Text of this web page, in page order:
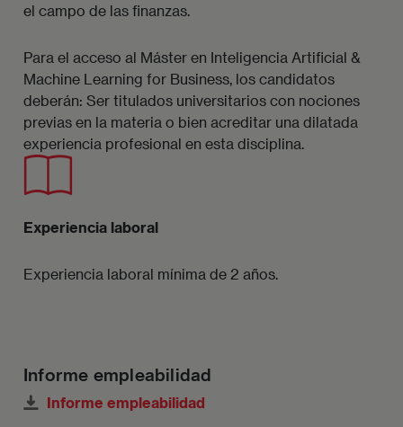
el campo de las finanzas.
Para el acceso al Máster en Inteligencia Artificial &
Machine Learning for Business, los candidatos
deberán: Ser titulados universitarios con nociones
previas en la materia o bien acreditar una dilatada
experiencia profesional en esta disciplina.
Imagen
Experiencia laboral
Experiencia laboral mínima de 2 años.
Informe empleabilidad
Informe empleabilidad